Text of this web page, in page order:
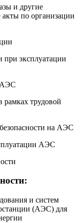
и другие
по организации
при эксплуатации
АЭС
трудовой
на АЭС
АЭС
и систем
(АЭС) для